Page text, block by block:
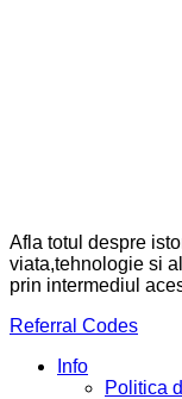
Afla totul despre
viata,tehnologie si
prin intermediul
Referral Codes
Info
Politica